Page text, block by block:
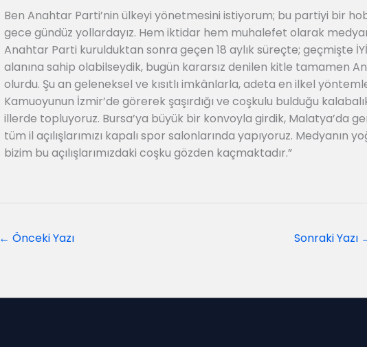
Ben Anahtar Parti’nin ülkeyi yönetmesini istiyorum; bu partiyi bir
gece gündüz yollardayız. Hem iktidar hem muhalefet olarak
Anahtar Parti kurulduktan sonra geçen 18 aylık süreçte; geçmişte
alanına sahip olabilseydik, bugün kararsız denilen kitle tamamen
olurdu. Şu an geleneksel ve kısıtlı imkânlarla, adeta en ilkel
Kamuoyunun İzmir’de görerek şaşırdığı ve coşkulu bulduğu
illerde topluyoruz. Bursa’ya büyük bir konvoyla girdik, Malatya’da
tüm il açılışlarımızı kapalı spor salonlarında yapıyoruz. Medyanın
bizim bu açılışlarımızdaki coşku gözden kaçmaktadır.”
← Önceki Yazı Sonraki Yazı